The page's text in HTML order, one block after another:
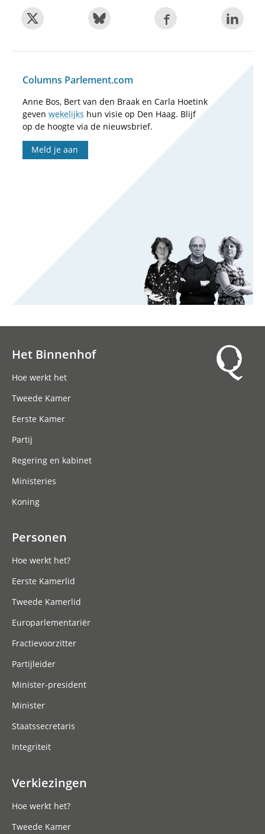
Columns Parlement.com
Anne Bos, Bert van den Braak en Carla Hoetink
geven wekelijks hun visie op Den Haag. Blijf
op de hoogte via de nieuwsbrief.
Meld je aan
Het Binnenhof
Hoe werkt het
Tweede Kamer
Eerste Kamer
Partij
Regering en kabinet
Ministeries
Koning
Personen
Hoe werkt het?
Eerste Kamerlid
Tweede Kamerlid
Europarlementariër
Fractievoorzitter
Partijleider
Minister-president
Minister
Staatssecretaris
Integriteit
Verkiezingen
Hoe werkt het?
Tweede Kamer